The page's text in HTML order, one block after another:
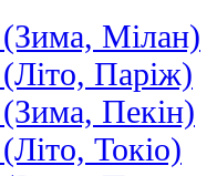
(Зима, Мілан)
Паріж)
Пекін)
Токіо)